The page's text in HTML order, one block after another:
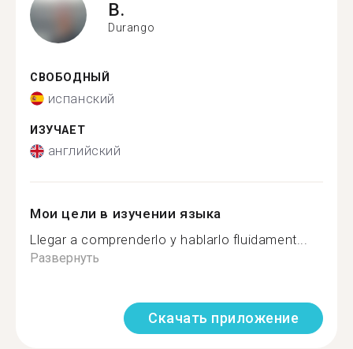
B.
Durango
СВОБОДНЫЙ
испанский
ИЗУЧАЕТ
английский
Мои цели в изучении языка
Llegar a comprenderlo y hablarlo fluidament...
Развернуть
Скачать приложение